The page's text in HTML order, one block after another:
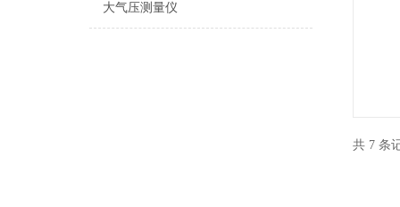
大气压测量仪
共 7 条